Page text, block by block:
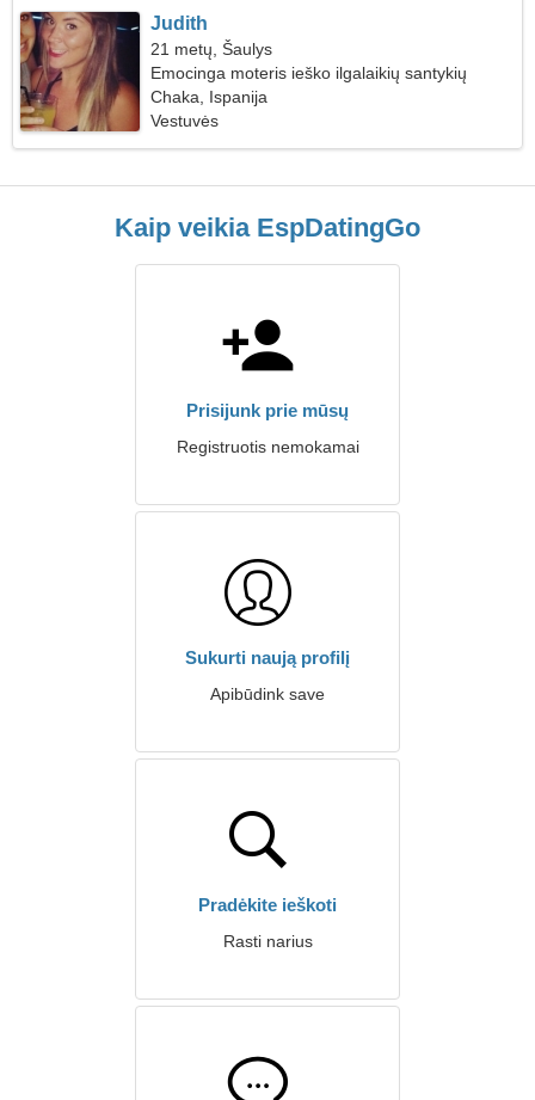
Judith
21 metų, Šaulys
Emocinga moteris ieško ilgalaikių santykių
Chaka, Ispanija
Vestuvės
Kaip veikia EspDatingGo
Prisijunk prie mūsų
Registruotis nemokamai
Sukurti naują profilį
Apibūdink save
Pradėkite ieškoti
Rasti narius